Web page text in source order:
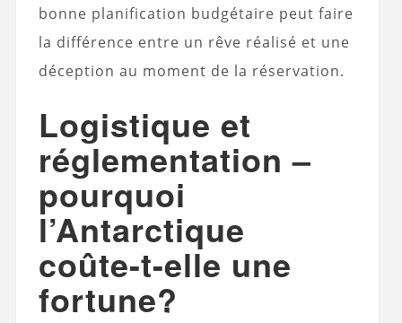
bonne planification budgétaire peut faire
la différence entre un rêve réalisé et une
déception au moment de la réservation.
Logistique et
réglementation –
pourquoi
l’Antarctique
coûte-t-elle une
fortune?